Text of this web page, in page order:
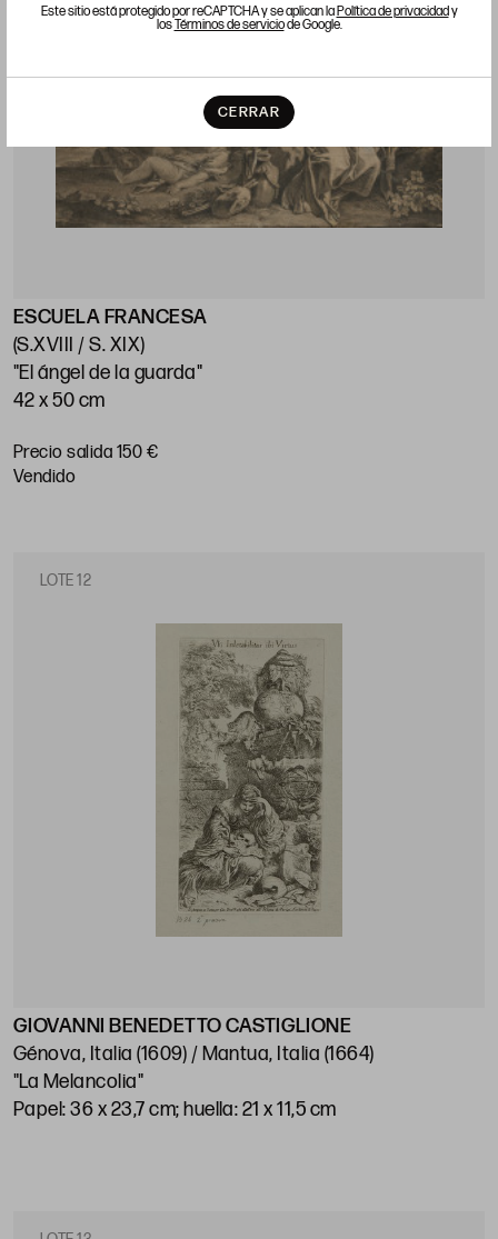
Este sitio está protegido por reCAPTCHA y se aplican laPolítica de privacidady
losTérminos de serviciode Google.
CERRAR
ESCUELA FRANCESA
(S.XVIII / S. XIX)
"El ángel de la guarda"
42 x 50 cm
Precio salida 150 €
vendido
LOTE 12
GIOVANNI BENEDETTO CASTIGLIONE
Génova, Italia (1609) / Mantua, Italia (1664)
"La Melancolia"
Papel: 36 x 23,7 cm; huella: 21 x 11,5 cm